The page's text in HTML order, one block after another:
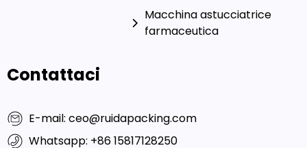
farmaceutica
Contattaci
Whatsapp: +86 15817128250